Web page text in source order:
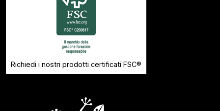
Richiedi i nostri prodotti certificati FSC®